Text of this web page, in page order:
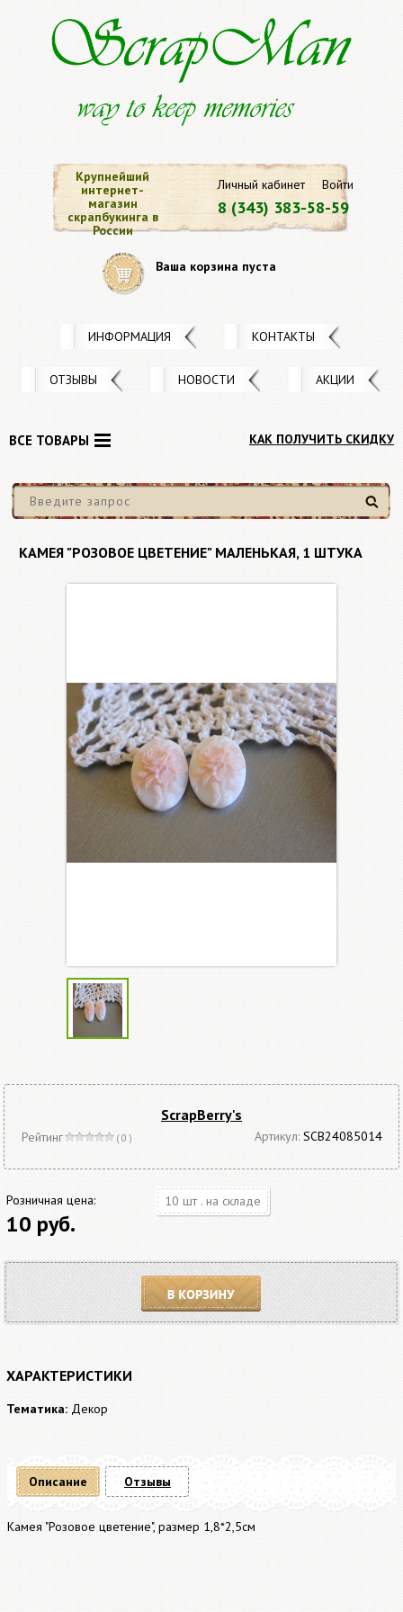
Личный кабинет Войти
8 (343) 383-58-59
Крупнейший
интернет-
магазин
скрапбукинга в
России
Ваша корзина пуста
ИНФОРМАЦИЯ КОНТАКТЫ
ОТЗЫВЫ НОВОСТИ АКЦИИ
КАК ПОЛУЧИТЬ СКИДКУ
Найти
ВСЕ ТОВАРЫ
КАМЕЯ "РОЗОВОЕ ЦВЕТЕНИЕ" МАЛЕНЬКАЯ, 1 ШТУКА
ScrapBerry's
Рейтинг ( 0 ) Артикул: SCB24085014
Розничная цена:
10 руб.
10 шт . на складе
В корзину
ХАРАКТЕРИСТИКИ
Тематика: Декор
Описание
Камея "Розовое цветение", размер 1,8*2,5см
Отзывы